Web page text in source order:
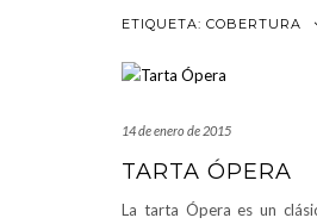
ETIQUETA: COBERTURA
14 de enero de 2015
TARTA ÓPERA
La tarta Ópera es un